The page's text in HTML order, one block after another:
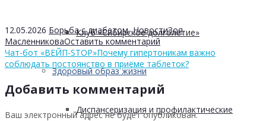
Клуб «Сибирское долголетие»
Здоровый образ жизни
Диспансеризация и профилактические
12.05.2026 Борьба с диабетом,НовостиЗоя
МасленниковаОставить комментарий
Чат-бот «ВЕЙП-STOP»Почему гипертоникам важно
соблюдать постоянство в приёме таблеток?
Добавить комментарий
Ваш электронный адрес не будет опубликован.